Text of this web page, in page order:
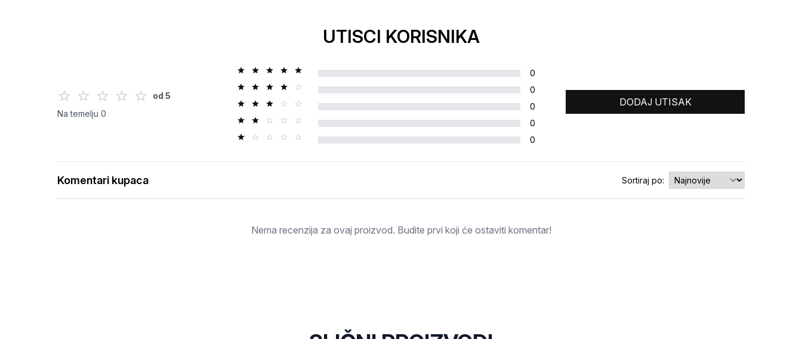
UTISCI KORISNIKA
od 5
Na temelju 0
0
0
0
0
0
DODAJ UTISAK
Ocjena
Komentari kupaca Sortiraj po:
Nema recenzija za ovaj proizvod. Budite prvi koji će ostaviti komentar!